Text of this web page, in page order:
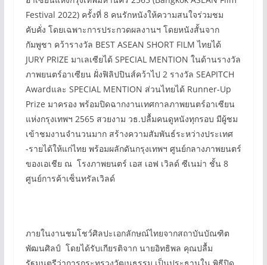
Festival 2022) ครั้งที่ 8 คนรักหนังให้ความสนใจร่วมชม
คับคั่ง โดยเฉพาะการประกวดผลงานฯ โดยหนังสั้นจาก
กัมพูชา คว้ารางวัล BEST ASEAN SHORT FILM ไทยได้
JURY PRIZE มาเลเซียได้ SPECIAL MENTION ในด้านรางวัล
ภาพยนตร์อาเซียน ฝั่งฟิลิปปินส์คว้าไป 2 รางวัล SEAPITCH
Awardและ SPECIAL MENTION ส่วนไทยได้ Runner-Up
Prize มาครอง พร้อมปิดฉากงานเทศกาลภาพยนตร์อาเซียน
แห่งกรุงเทพฯ 2565 สวยงาม วธ.ปลื้มคนดูหนังทุกรอบ มีผู้ชม
เข้าชมงานจำนวนมาก สร้างความสัมพันธ์ระหว่างประเทศ
-รายได้ให้แก่ไทย พร้อมผลักดันกรุงเทพฯ ศูนย์กลางภาพยนตร์
ของเอเชีย ณ โรงภาพยนตร์ เอส เอฟ เวิลด์ ซีเนม่า ชั้น 8
ศูนย์การค้าเซ็นทรัลเวิลด์
ภายในงานชมโชว์ศิลปะเอกลักษณ์ไทยจากสถาบันบัณฑิต
พัฒนศิลป์ โดยได้รับเกียรติจาก นายอิทธิพล คุณปลื้ม